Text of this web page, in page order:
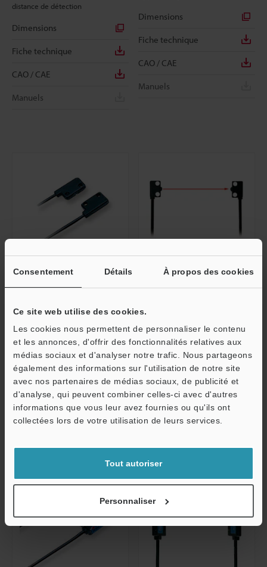
Consentement Détails À propos des cookies
Ce site web utilise des cookies.
Les cookies nous permettent de personnaliser le contenu
et les annonces, d'offrir des fonctionnalités relatives aux
médias sociaux et d'analyser notre trafic. Nous partageons
également des informations sur l'utilisation de notre site
avec nos partenaires de médias sociaux, de publicité et
d'analyse, qui peuvent combiner celles-ci avec d'autres
informations que vous leur avez fournies ou qu'ils ont
collectées lors de votre utilisation de leurs services.
Tout autoriser
Personnaliser
distance de détection
Dimensions
Fiche technique
CAO / CAE
Manuels
Dimensions
Fiche technique
CAO / CAE
Manuels
Application générale, Mince
Dimensions
Fiche technique
CAO / CAE
Manuels
Dimensions
Fiche technique
CAO / CAE
Manuels
Service / SAV